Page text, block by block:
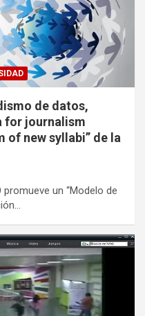
de datos,
for journalism
of new syllabi” de la
promueve un “Modelo de